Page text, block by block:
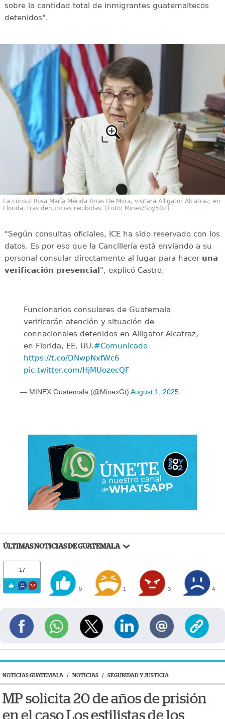
sobre la cantidad total de inmigrantes guatemaltecos
detenidos".
La cónsul Rosa María Mérida Arias De Mora, visitará Alligator Alcatraz, en
Florida, tras denuncias recibidas. (Foto: Minex/Soy502)
"Según consultas oficiales, ICE ha sido reservado con los
datos. Es por eso que la Cancillería está enviando a su
personal consular directamente al lugar para hacer una
verificación presencial", explicó Castro.
Funcionarios consulares de Guatemala
verificarán atención y situación de
connacionales detenidos en Alligator Alcatraz,
en Florida, EE. UU.#Comunicado
https://t.co/DNwpNxfWc6
pic.twitter.com/HjMUozecQF
— MINEX Guatemala (@MinexGt) August 1, 2025
ÚLTIMAS NOTICIAS DE GUATEMALA
17
9 1 3 4
NOTICIAS GUATEMALA / NOTICIAS / SEGURIDAD Y JUSTICIA
MP solicita 20 de años de prisión
en el caso Los estilistas de los